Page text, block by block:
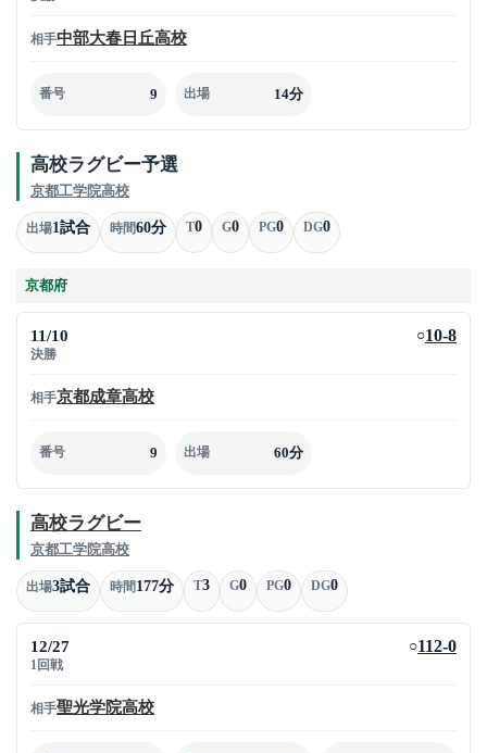
相手中部大春日丘高校
番号 9 出場 14分
高校ラグビー予選
京都工学院高校
出場1試合 時間60分 T0 G0 PG0 DG0
京都府
11/10
決勝
○10-8
相手京都成章高校
番号 9 出場 60分
高校ラグビー
京都工学院高校
出場3試合 時間177分 T3 G0 PG0 DG0
12/27
1回戦
○112-0
相手聖光学院高校